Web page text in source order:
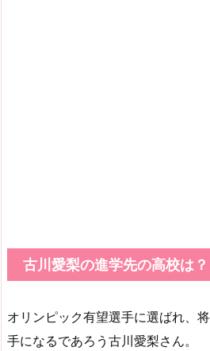
古川愛梨の進学先の高校は？
オリンピック有望選手に選ばれ、
手になるであろう古川愛梨さん。